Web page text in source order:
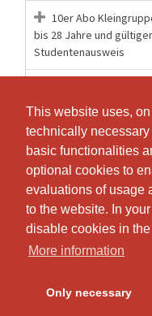
This website uses,
technically
basic functionalities
optional cookies to
evaluations of usage
to the website. In
disable cookies in
More information
Only necessary
This website uses,
technically
basic functionalities
optional cookies to
evaluations of usage
to the website. In
disable cookies in
More information
Only necessary
10er Abo
bis 28 Jahre und
Studentenausweis
40er Abo
Einzellektion
Probelektion